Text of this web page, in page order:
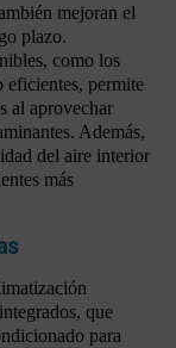
mejoran el
plazo.
como los
eficientes, permite
al aprovechar
Además,
del aire interior
más
que
para